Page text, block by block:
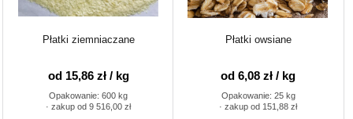
Płatki ziemniaczane
od 15,86 zł / kg
Opakowanie: 600 kg
· zakup od 9 516,00 zł
Płatki owsiane
od 6,08 zł / kg
Opakowanie: 25 kg
· zakup od 151,88 zł